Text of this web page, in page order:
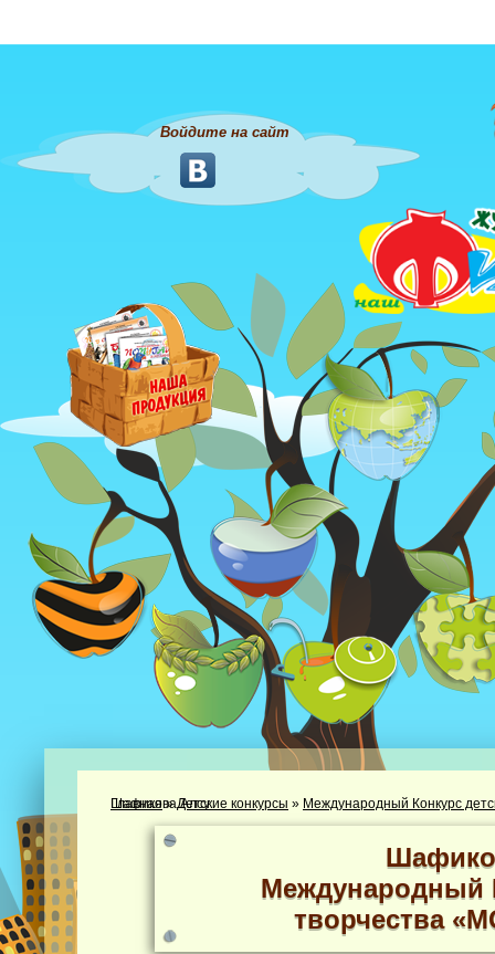
Войдите на сайт
Главная»Детские конкурсы » Международный Конкурс
Участник: Шафикова Алсу
Международный
творчества